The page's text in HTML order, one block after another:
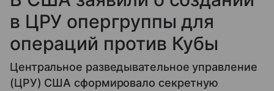
в ЦРУ опергруппы для
операций против Кубы
Центральное разведывательное управление
(ЦРУ) США сформировало секретную